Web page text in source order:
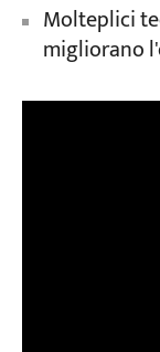
Molteplici
migliorano